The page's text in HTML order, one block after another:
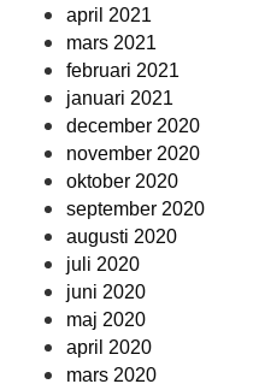
april 2021
mars 2021
februari 2021
januari 2021
december 2020
november 2020
oktober 2020
september 2020
augusti 2020
juli 2020
juni 2020
maj 2020
april 2020
mars 2020